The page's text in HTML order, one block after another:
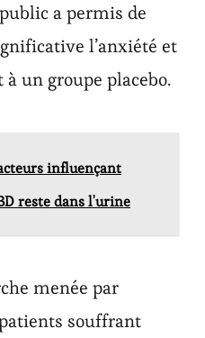
a permis de
l’anxiété et
un groupe placebo.
influençant
reste dans l'urine
menée par
souffrant